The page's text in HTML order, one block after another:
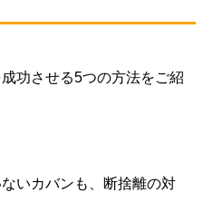
功させる5つの方法をご紹
いカバンも、断捨離の対